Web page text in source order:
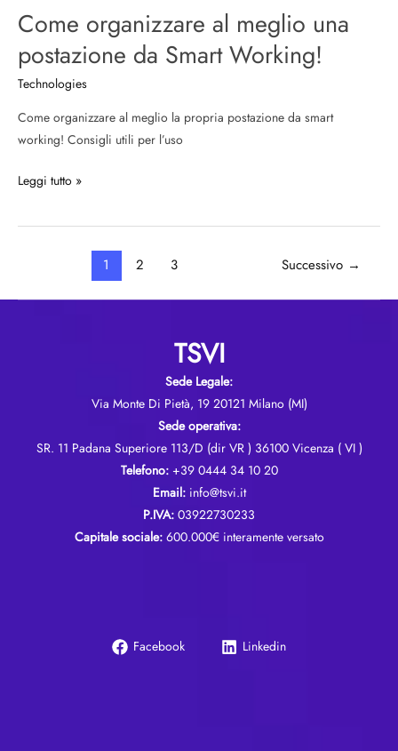
Come organizzare al meglio una
postazione da Smart Working!
Technologies
Come organizzare al meglio la propria postazione da smart
working! Consigli utili per l’uso
Leggi tutto »
1 2 3 Successivo →
TSVI
Sede Legale:
Via Monte Di Pietà, 19 20121 Milano (MI)
Sede operativa:
SR. 11 Padana Superiore 113/D (dir VR ) 36100 Vicenza ( VI )
Telefono:+39 0444 34 10 20
Email:info@tsvi.it
P.IVA: 03922730233
Capitale sociale:600.000€ interamente versato
Facebook Linkedin